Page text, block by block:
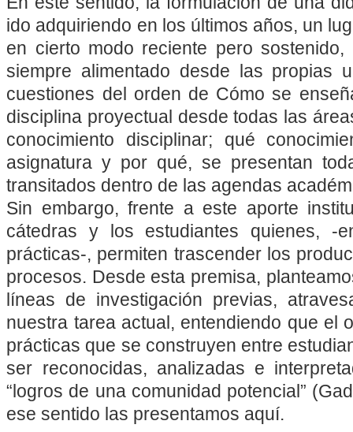
ido adquiriendo en los últimos años, un
en cierto modo reciente pero
siempre alimentado desde las propias
cuestiones del orden de Cómo se
disciplina proyectual desde todas las
conocimiento disciplinar; qué
asignatura y por qué, se presentan
transitados dentro de las agendas
Sin embargo, frente a este aporte
cátedras y los estudiantes quienes, -
prácticas-, permiten trascender los
procesos. Desde esta premisa,
líneas de investigación previas,
nuestra tarea actual, entendiendo que el
prácticas que se construyen entre
ser reconocidas, analizadas e
“logros de una comunidad potencial”
ese sentido las presentamos aquí.